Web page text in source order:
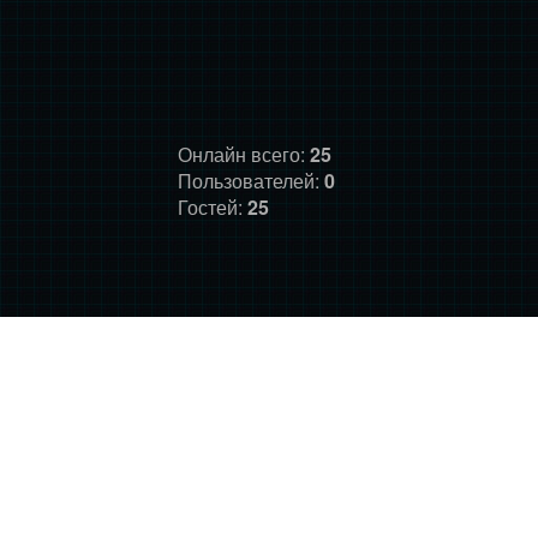
Онлайн всего: 25
Пользователей: 0
Гостей: 25